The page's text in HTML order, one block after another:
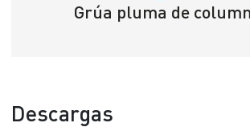
Grúa pluma de
Descargas